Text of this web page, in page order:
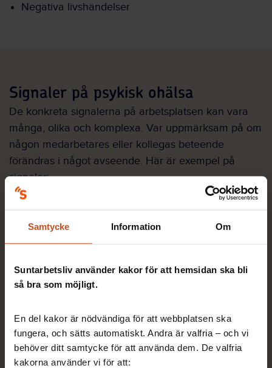
Samtycke Information Om
Suntarbetsliv använder kakor för att hemsidan ska bli
så bra som möjligt.
En del kakor är nödvändiga för att webbplatsen ska
fungera, och sätts automatiskt. Andra är valfria – och vi
behöver ditt samtycke för att använda dem. De valfria
kakorna använder vi för att:
Negativa livshändelser
Signaler på psykisk ohälsa
De konkreta signalerna på arbetsplatsen kan vara
många, olika och komplexa. Var uppmärksam på om
någon medarbetares eller kollegas beteende
förändras i något avseende. Här är exempel på
signaler:
Arbetar ofta övertid.
Har inte tid att delta i möten och diskussioner.
Fastnar i problem och kommer inte vidare.
Har ”sjuknärvaro” – är på arbetet trots sjukdom.
Har upprepad korttidsfrånvaro – är ofta borta
vissa dagar.